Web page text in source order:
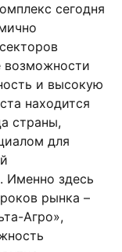
сегодня
возможности
и высокую
находится
страны,
для
Именно здесь
рынка –
Агро»,